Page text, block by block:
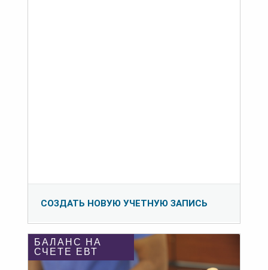
СОЗДАТЬ НОВУЮ УЧЕТНУЮ ЗАПИСЬ
БАЛАНС НА
СЧЕТЕ ЕВТ